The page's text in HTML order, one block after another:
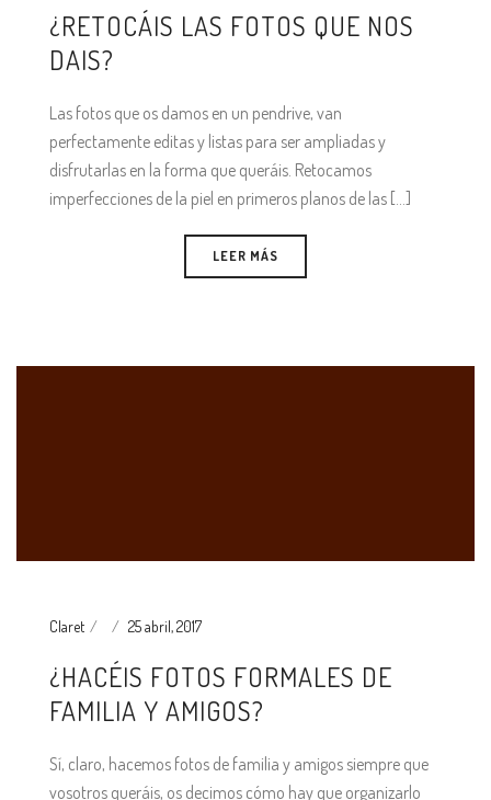
¿RETOCÁIS LAS FOTOS QUE NOS
DAIS?
Las fotos que os damos en un pendrive, van
perfectamente editas y listas para ser ampliadas y
disfrutarlas en la forma que queráis. Retocamos
imperfecciones de la piel en primeros planos de las [...]
LEER MÁS
Claret 25 abril, 2017
¿HACÉIS FOTOS FORMALES DE
FAMILIA Y AMIGOS?
Sí, claro, hacemos fotos de familia y amigos siempre que
vosotros queráis, os decimos cómo hay que organizarlo